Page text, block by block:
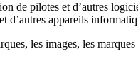
de pilotes et d’autres
d’autres appareils
les images, les